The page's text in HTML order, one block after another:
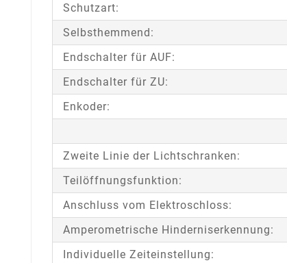
Schutzart:
Selbsthemmend:
Endschalter für AUF:
Endschalter für ZU:
Enkoder:
Zweite Linie der Lichtschranken:
Teilöffnungsfunktion:
Anschluss vom Elektroschloss:
Amperometrische Hinderniserkennung:
Individuelle Zeiteinstellung: